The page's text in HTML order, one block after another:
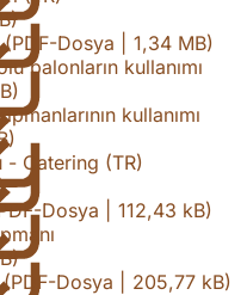
PDF-Dosya
1,34 MB
balonların kullanımı
kullanımı
- Catering (TR)
-Dosya
112,43 kB
PDF-Dosya
205,77 kB